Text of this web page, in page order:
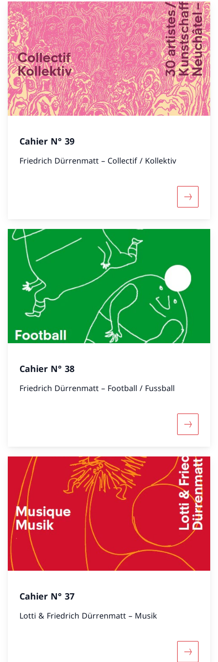
Cahier N° 39
Friedrich Dürrenmatt – Collectif / Kollektiv
Mehr
Cahier N° 38
Friedrich Dürrenmatt – Football / Fussball
Mehr
Cahier N° 37
Lotti & Friedrich Dürrenmatt – Musik
Mehr